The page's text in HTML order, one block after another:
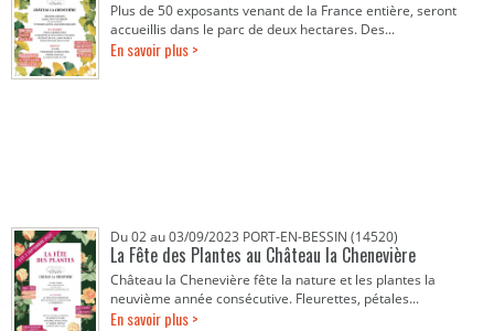
Plus de 50 exposants venant de la France entière, seront
accueillis dans le parc de deux hectares. Des...
En savoir plus >
Du 02 au 03/09/2023 PORT-EN-BESSIN (14520)
La Fête des Plantes au Château la Chenevière
Château la Chenevière fête la nature et les plantes la
neuvième année consécutive. Fleurettes, pétales...
En savoir plus >